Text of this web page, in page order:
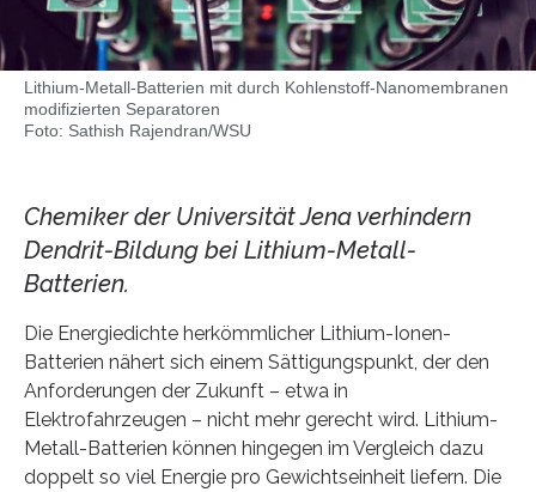
Lithium-Metall-Batterien mit durch Kohlenstoff-Nanomembranen
modifizierten Separatoren
Foto: Sathish Rajendran/WSU
Chemiker der Universität Jena verhindern
Dendrit-Bildung bei Lithium-Metall-
Batterien.
Die Energiedichte herkömmlicher Lithium-Ionen-
Batterien nähert sich einem Sättigungspunkt, der den
Anforderungen der Zukunft – etwa in
Elektrofahrzeugen – nicht mehr gerecht wird. Lithium-
Metall-Batterien können hingegen im Vergleich dazu
doppelt so viel Energie pro Gewichtseinheit liefern. Die